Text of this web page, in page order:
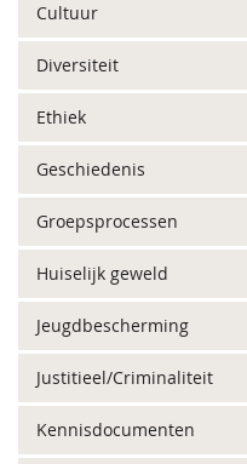
Cultuur
Diversiteit
Ethiek
Geschiedenis
Groepsprocessen
Huiselijk geweld
Jeugdbescherming
Justitieel/Criminaliteit
Kennisdocumenten